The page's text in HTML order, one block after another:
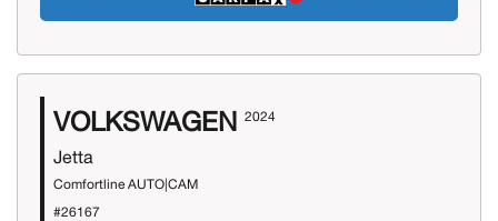
VOLKSWAGEN 2024
Jetta
Comfortline AUTO|CAM
#26167